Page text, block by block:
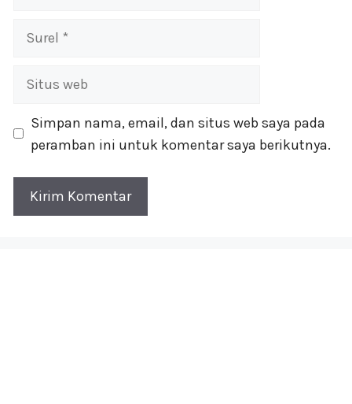
Surel
Situs
Simpan nama, email, dan situs web saya pada
peramban ini untuk komentar saya berikutnya.